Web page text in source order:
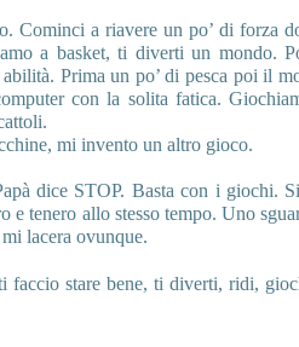
Cominci a riavere un po’ di forza
a basket, ti diverti un mondo.
Prima un po’ di pesca poi il
con la solita fatica.
mi invento un altro gioco.
dice STOP. Basta con i giochi.
e tenero allo stesso tempo. Uno
lacera ovunque.
faccio stare bene, ti diverti, ridi,